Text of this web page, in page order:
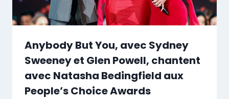
Anybody But You, avec Sydney
Sweeney et Glen Powell, chantent
avec Natasha Bedingfield aux
People’s Choice Awards